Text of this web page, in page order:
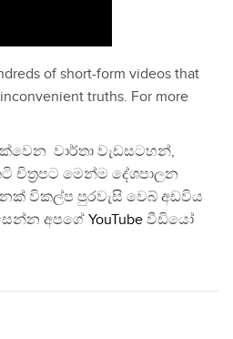
of short-form videos that
truths. For more
වාර්තා වැඩසටහන්,
චිත්‍රපට මෙන්ම දේශපාලන
විකල්ප පුරවැසි වෙබ් අඩවිය
අපගේ YouTube වීඩියෝ